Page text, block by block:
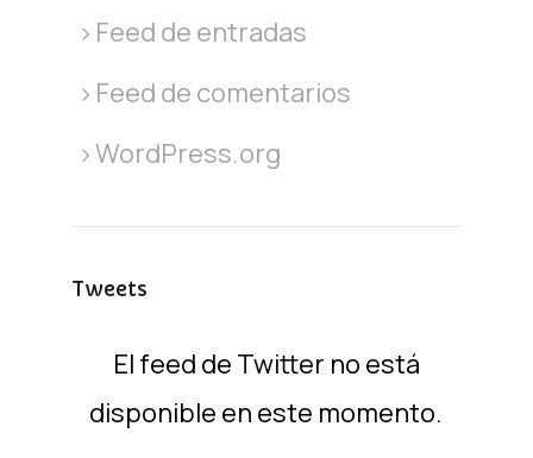
Feed de entradas
Feed de comentarios
WordPress.org
Tweets
El feed de Twitter no está
disponible en este momento.